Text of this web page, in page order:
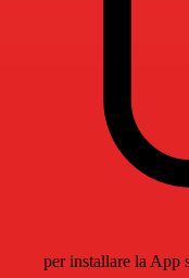
per installare la App